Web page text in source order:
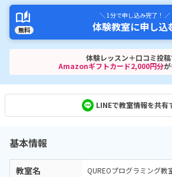
無料
＼ 1分で申し込み完了！ ／
体験教室に申し込
体験レッスン＋口コミ投稿
Amazonギフトカード2,000円分が
LINEで教室情報を共有
基本情報
教室名 QUREOプログラミング教